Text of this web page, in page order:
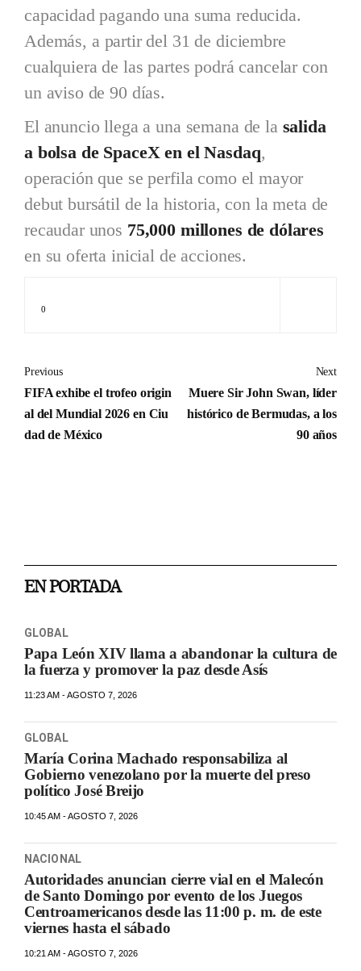
capacidad pagando una suma reducida.
Además, a partir del 31 de diciembre
cualquiera de las partes podrá cancelar con
un aviso de 90 días.
El anuncio llega a una semana de la salida
a bolsa de SpaceX en el Nasdaq,
operación que se perfila como el mayor
debut bursátil de la historia, con la meta de
recaudar unos 75,000 millones de dólares
en su oferta inicial de acciones.
0
Previous
FIFA exhibe el trofeo origin
al del Mundial 2026 en Ciu
dad de México
Next
Muere Sir John Swan, líder
histórico de Bermudas, a los
90 años
EN PORTADA
GLOBAL
Papa León XIV llama a abandonar la cultura de
la fuerza y promover la paz desde Asís
11:23 AM - AGOSTO 7, 2026
GLOBAL
María Corina Machado responsabiliza al
Gobierno venezolano por la muerte del preso
político José Breijo
10:45 AM - AGOSTO 7, 2026
NACIONAL
Autoridades anuncian cierre vial en el Malecón
de Santo Domingo por evento de los Juegos
Centroamericanos desde las 11:00 p. m. de este
viernes hasta el sábado
10:21 AM - AGOSTO 7, 2026